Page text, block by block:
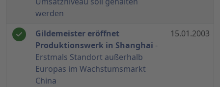
werden
Gildemeister eröffnet
Produktionswerk in Shanghai -
Erstmals Standort außerhalb
Europas im Wachstumsmarkt
China
15.01.2003